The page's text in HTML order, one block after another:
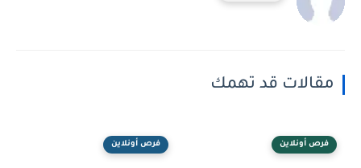
مقالات قد تهمك
فرص أونلاين فرص أونلاين